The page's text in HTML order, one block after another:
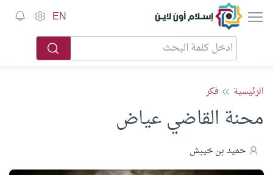
إسلام أون لاين EN
الرئيسية فكر
محنة القاضي عياض
حميد بن خيبش